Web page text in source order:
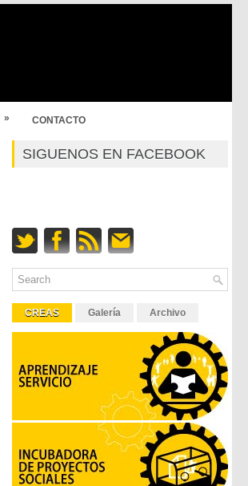
» CONTACTO
SIGUENOS EN FACEBOOK
CREAS Galería Archivo